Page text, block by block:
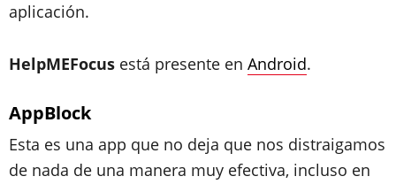
aplicación.
HelpMEFocus está presente en Android.
AppBlock
Esta es una app que no deja que nos distraigamos
de nada de una manera muy efectiva, incluso en